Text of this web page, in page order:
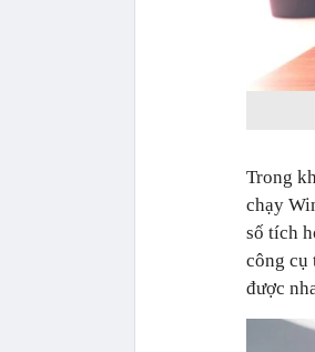
Trong
chạy
số tích
công cụ
được